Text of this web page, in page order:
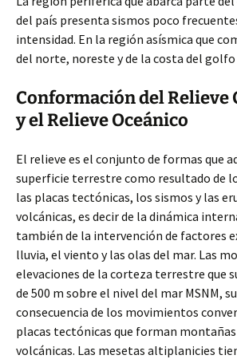
del país presenta sismos poco
intensidad. En la región asísmica que
del norte, noreste y de la costa del golfo
Conformación del
y el Relieve Oceánico
El relieve es el conjunto de formas que
superficie terrestre como resultado de
las placas tectónicas, los sismos y las
volcánicas, es decir de la dinámica
también de la intervención de factores
lluvia, el viento y las olas del mar. Las
elevaciones de la corteza terrestre que
de 500 m sobre el nivel del mar MSNM,
consecuencia de los movimientos
placas tectónicas que forman
volcánicas. Las mesetas altiplanicies